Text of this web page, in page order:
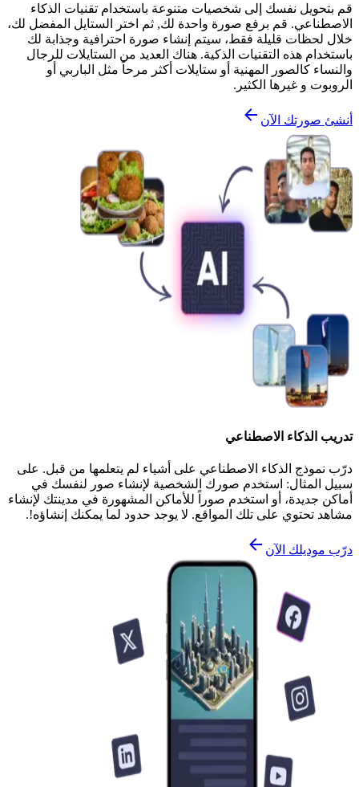
قم بتحويل نفسك إلى شخصيات متنوعة باستخدام تقنيات الذكاء
الاصطناعي. قم برفع صورة واحدة لك, ثم اختر الستايل المفضل لك،
خلال لحظات قليلة فقط، سيتم إنشاء صورة احترافية وجذابة لك
باستخدام هذه التقنيات الذكية. هناك العديد من الستايلات للرجال
والنساء كالصور المهنية أو ستايلات أكثر مرحاً مثل الباربي أو
الروبوت و غيرها الكثير.
أنشئ صورتك الآن
تدريب الذكاء الاصطناعي
درّب نموذج الذكاء الاصطناعي على أشياء لم يتعلمها من قبل. على
سبيل المثال: استخدم صورك الشخصية لإنشاء صور لنفسك في
أماكن جديدة، أو استخدم صوراً للأماكن المشهورة في مدينتك لإنشاء
مشاهد تحتوي على تلك المواقع. لا يوجد حدود لما يمكنك إنشاؤه!.
درّب موديلك الآن